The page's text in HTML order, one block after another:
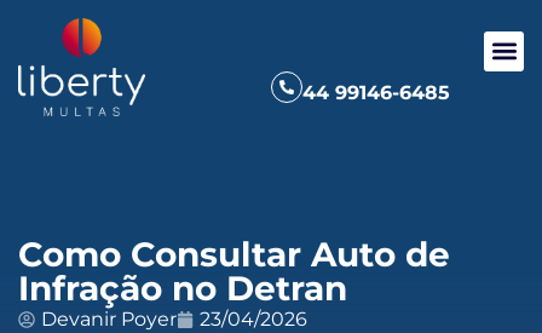
44 99146-6485
Como Consultar Auto de
Infração no Detran
Devanir Poyer 23/04/2026